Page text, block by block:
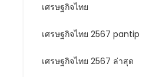
เศรษฐกิจไทย
เศรษฐกิจไทย 2567 pantip
เศรษฐกิจไทย 2567 ล่าสุด